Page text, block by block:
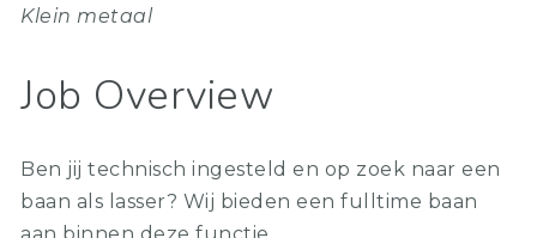
Klein metaal
Job Overview
Ben jij technisch ingesteld en op zoek naar een
baan als lasser? Wij bieden een fulltime baan
aan binnen deze functie.